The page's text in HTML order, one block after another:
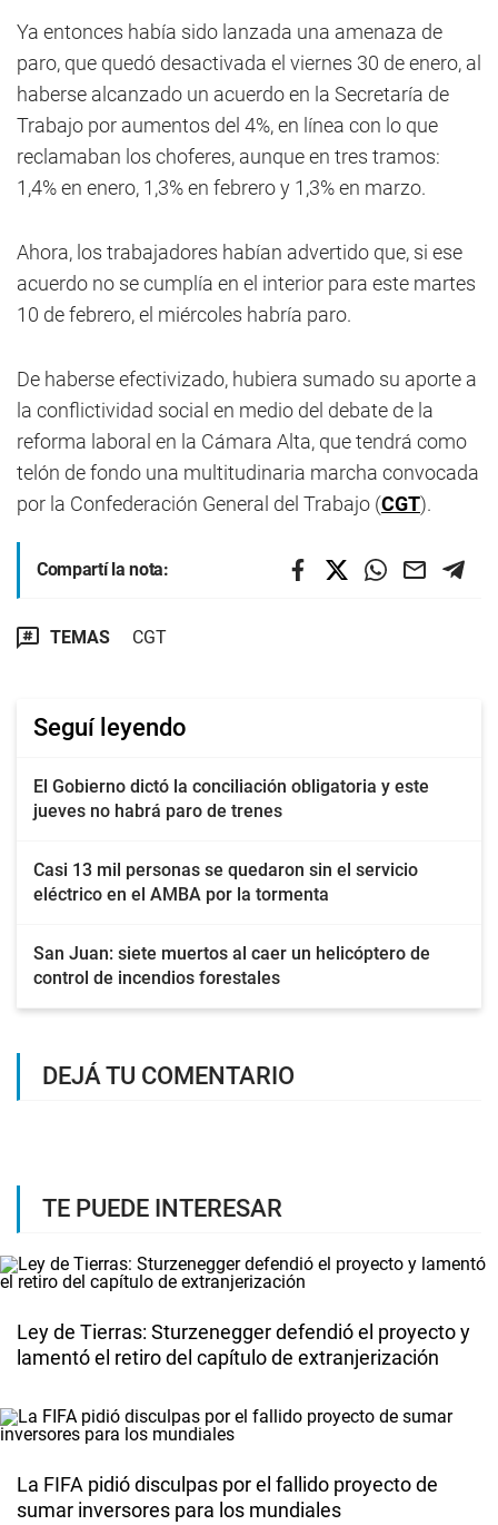
Ya entonces había sido lanzada una amenaza de
paro, que quedó desactivada el viernes 30 de enero, al
haberse alcanzado un acuerdo en la Secretaría de
Trabajo por aumentos del 4%, en línea con lo que
reclamaban los choferes, aunque en tres tramos:
1,4% en enero, 1,3% en febrero y 1,3% en marzo.
Ahora, los trabajadores habían advertido que, si ese
acuerdo no se cumplía en el interior para este martes
10 de febrero, el miércoles habría paro.
De haberse efectivizado, hubiera sumado su aporte a
la conflictividad social en medio del debate de la
reforma laboral en la Cámara Alta, que tendrá como
telón de fondo una multitudinaria marcha convocada
por la Confederación General del Trabajo (CGT).
Compartí la nota:
TEMAS CGT
Seguí leyendo
El Gobierno dictó la conciliación obligatoria y este
jueves no habrá paro de trenes
Casi 13 mil personas se quedaron sin el servicio
eléctrico en el AMBA por la tormenta
San Juan: siete muertos al caer un helicóptero de
control de incendios forestales
DEJÁ TU COMENTARIO
TE PUEDE INTERESAR
Ley de Tierras: Sturzenegger defendió el proyecto y
lamentó el retiro del capítulo de extranjerización
La FIFA pidió disculpas por el fallido proyecto de
sumar inversores para los mundiales